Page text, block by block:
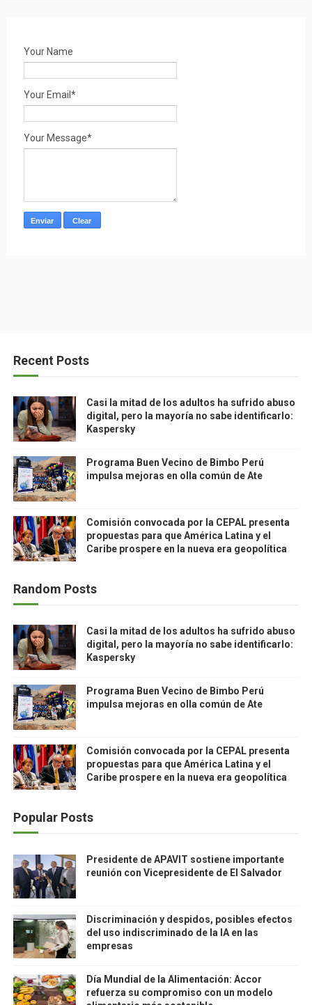
Your Name
Your Email*
Your Message*
Recent Posts
Casi la mitad de los adultos ha sufrido abuso
digital, pero la mayoría no sabe identificarlo:
Kaspersky
Programa Buen Vecino de Bimbo Perú
impulsa mejoras en olla común de Ate
Comisión convocada por la CEPAL presenta
propuestas para que América Latina y el
Caribe prospere en la nueva era geopolítica
Random Posts
Casi la mitad de los adultos ha sufrido abuso
digital, pero la mayoría no sabe identificarlo:
Kaspersky
Programa Buen Vecino de Bimbo Perú
impulsa mejoras en olla común de Ate
Comisión convocada por la CEPAL presenta
propuestas para que América Latina y el
Caribe prospere en la nueva era geopolítica
Popular Posts
Presidente de APAVIT sostiene importante
reunión con Vicepresidente de El Salvador
Discriminación y despidos, posibles efectos
del uso indiscriminado de la IA en las
empresas
Día Mundial de la Alimentación: Accor
refuerza su compromiso con un modelo